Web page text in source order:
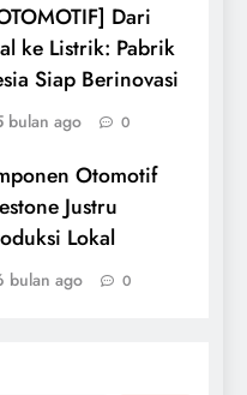
Dari
ke Listrik: Pabrik
Siap Berinovasi
bulan ago 0
Otomotif
Justru
Lokal
bulan ago 0